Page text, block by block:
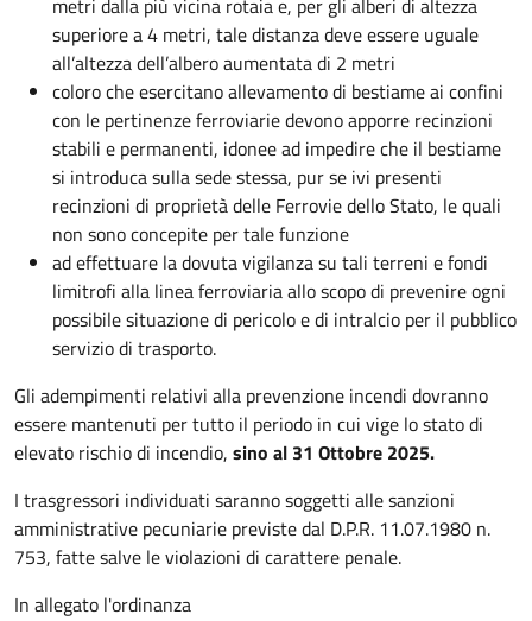
metri dalla più vicina rotaia e, per gli alberi di altezza
superiore a 4 metri, tale distanza deve essere uguale
all’altezza dell’albero aumentata di 2 metri
coloro che esercitano allevamento di bestiame ai confini
con le pertinenze ferroviarie devono apporre recinzioni
stabili e permanenti, idonee ad impedire che il bestiame
si introduca sulla sede stessa, pur se ivi presenti
recinzioni di proprietà delle Ferrovie dello Stato, le quali
non sono concepite per tale funzione
ad effettuare la dovuta vigilanza su tali terreni e fondi
limitrofi alla linea ferroviaria allo scopo di prevenire ogni
possibile situazione di pericolo e di intralcio per il pubblico
servizio di trasporto.
Gli adempimenti relativi alla prevenzione incendi dovranno
essere mantenuti per tutto il periodo in cui vige lo stato di
elevato rischio di incendio, sino al 31 Ottobre 2025.
I trasgressori individuati saranno soggetti alle sanzioni
amministrative pecuniarie previste dal D.P.R. 11.07.1980 n.
753, fatte salve le violazioni di carattere penale.
In allegato l'ordinanza